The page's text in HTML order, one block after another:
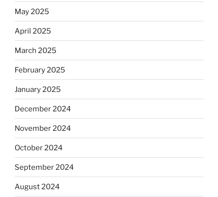
May 2025
April 2025
March 2025
February 2025
January 2025
December 2024
November 2024
October 2024
September 2024
August 2024